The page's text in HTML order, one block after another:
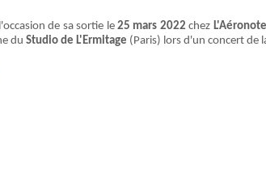
de sa sortie le 25 mars 2022 chez
du Studio de L'Ermitage (Paris) lors d'un concert de